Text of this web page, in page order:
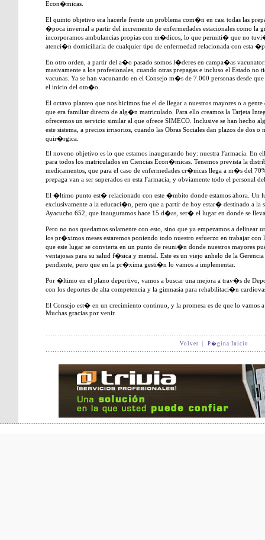
Econ�micas.
El quinto objetivo era hacerle frente un problema com�n en casi todas las
�poca invernal a partir del incremento de enfermedades estacionales como la
incorporamos ambulancias propias con m�dicos, lo que permiti� que no
atenci�n domiciliaria de cualquier tipo de enfermedad relacionada con esta
En otro orden, a partir del a�o pasado somos l�deres en campa�as
masivamente a los profesionales, cuando otras prepagas e incluso el Estado no
vacunas. Ya se han vacunando en el Consejo m�s de 7.000 personas desde
el inicio del oto�o.
El octavo planteo que nos hicimos fue el de llegar a nuestros mayores o a
que era familiar directo de alg�n matriculado. Para ello creamos la Tarjeta
ofrecemos un servicio similar al que ofrece SIMECO. Inclusive se han hecho
este sistema, a precios irrisorios, cuando las Obras Sociales dan plazos de dos
quir�rgica.
El noveno objetivo es lo que estamos inaugurando hoy: nuestra Farmacia. En
para todos los matriculados en Ciencias Econ�micas. Tenemos prevista la
medicamentos, que para el caso de enfermedades cr�nicas llega a m�s del
prepaga van a ser superados en esta Farmacia, y obviamente todo el personal
El �ltimo punto est� relacionado con este �mbito donde estamos ahora. Un
exclusivamente a la educaci�n, pero que a partir de hoy estar� destinado a la
Ayacucho 652, que inauguramos hace 15 d�as, ser� el lugar en donde se
Pero no nos quedamos solamente con esto, sino que ya empezamos a
los pr�ximos meses estaremos poniendo todo nuestro esfuerzo en trabajar con
que este lugar se convierta en un punto de reuni�n donde nuestros mayores
ventajosas para su salud f�sica y mental. Este es un viejo anhelo de la
pendiente, pero que en la pr�xima gesti�n lo vamos a implementar.
Por �ltimo en el plano deportivo, vamos a buscar una mejora a trav�s de
con los deportes de alta competencia y la gimnasia para rehabilitaci�n
El Consejo est� en un crecimiento continuo, y la promesa es de que lo
Muchas gracias por venir.
Volver P�gina Inicio